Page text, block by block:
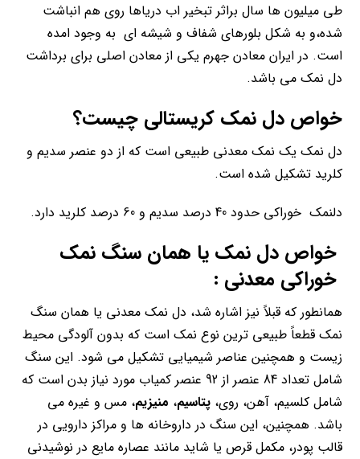
طی میلیون ها سال براثر تبخیر اب دریاها روی هم انباشت
شده،و به شکل بلورهای شفاف و شیشه ای به وجود امده
است. در ایران معادن جهرم یکی از معادن اصلی برای برداشت
دل نمک می باشد.
خواص دل نمک کریستالی چیست؟
دل نمک یک نمک معدنی طبیعی است که از دو عنصر سدیم و
کلرید تشکیل شده است.
دلنمک خوراکی حدود 40 درصد سدیم و 60 درصد کلرید دارد.
خواص دل نمک یا همان سنگ نمک
خوراکی معدنی :
همانطور که قبلاً نیز اشاره شد، دل نمک معدنی یا همان سنگ
نمک قطعاً طبیعی ترین نوع نمک است که بدون آلودگی محیط
زیست و همچنین عناصر شیمیایی تشکیل می شود. این سنگ
شامل تعداد 84 عنصر از 92 عنصر کمیاب مورد نیاز بدن است که
شامل کلسیم، آهن، روی،پتاسیم، منیزیم، مس و غیره می
باشد. همچنین، این سنگ در داروخانه ها و مراکز دارویی در
قالب پودر، مکمل قرص یا شاید مانند عصاره مایع در نوشیدنی